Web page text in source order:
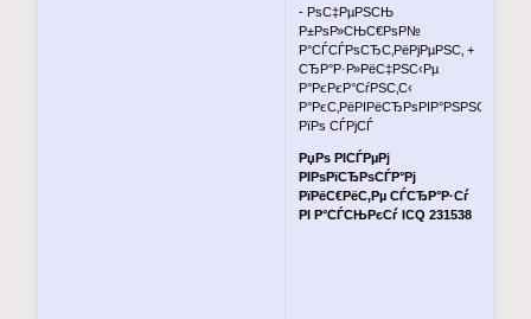
- РѕС‡РµРЅСЊ
Р±РѕР»СЊС€РѕР№
Р°СЃСЃРѕСЂС‚РёРјРµРЅС‚ +
СЂР°Р·Р»РёС‡РЅС‹Рµ
Р°РєРєР°СѓРЅС‚С‹
Р°РєС‚РёРІРёСЂРѕРІР°РЅРЅС‹Рµ
РїРѕ СЃРјСЃ
РџРѕ РІСЃРµРј
РІРѕРїСЂРѕСЃР°Рј
РїРёС€РёС‚Рµ СЃСЂР°Р·Сѓ
РІ Р°СЃСЊРєСѓ ICQ 231538